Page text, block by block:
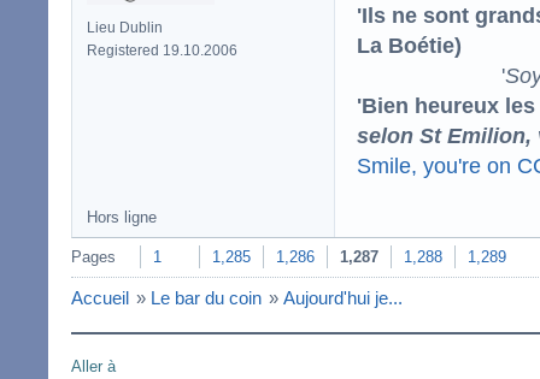
Lieu Dublin
Registered 19.10.2006
'Ils ne sont
La Boétie)
'
'Bien heureux
selon St Emilion,
Smile, you're on
Hors ligne
Pages 1 1,285 1,286 1,287 1,288 1,289
Accueil » Le bar du coin » Aujourd'hui je...
Aller à